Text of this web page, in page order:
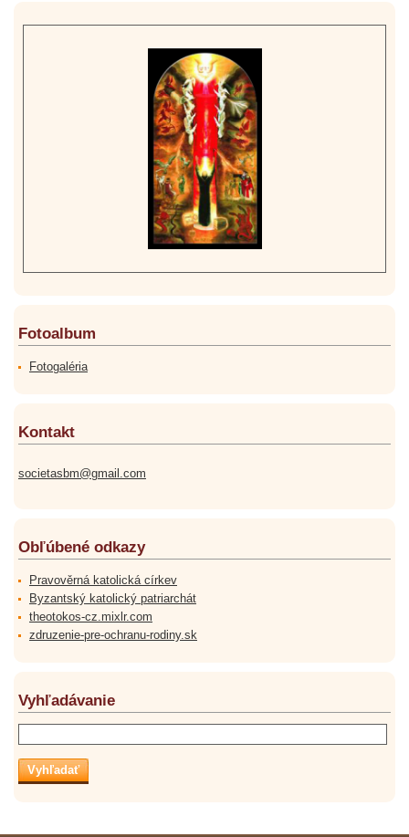
Fotoalbum
Fotogaléria
Kontakt
societasbm@gmail.com
Obľúbené odkazy
Pravověrná katolická církev
Byzantský katolický patriarchát
theotokos-cz.mixlr.com
zdruzenie-pre-ochranu-rodiny.sk
Vyhľadávanie